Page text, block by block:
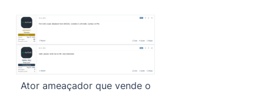
Ator ameaçador que vende o